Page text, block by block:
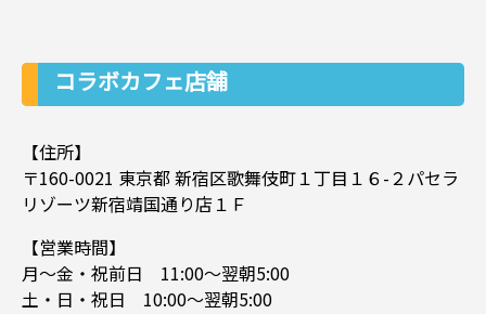
コラボカフェ店舗
【住所】
〒160-0021 東京都 新宿区歌舞伎町１丁目１６-２パセラ
リゾーツ新宿靖国通り店１Ｆ
【営業時間】
月〜金・祝前日 11:00〜翌朝5:00
土・日・祝日 10:00〜翌朝5:00